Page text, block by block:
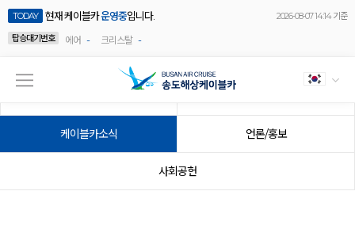
TODAY 현재 케이블카운영중입니다.
2026-08-07 14:14 기준
탑승대기번호
에어 - 크리스탈 -
케이블카소식 언론/홍보
사회공헌